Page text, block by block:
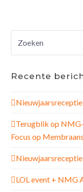
Recente
Terugblik op
Focus op
LOL event + NMG